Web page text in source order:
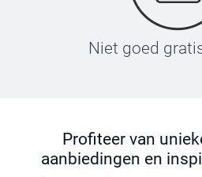
Niet goed
Profiteer van
aanbiedingen en